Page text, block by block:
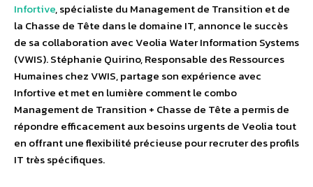
Infortive, spécialiste du Management de Transition et de
la Chasse de Tête dans le domaine IT, annonce le succès
de sa collaboration avec Veolia Water Information Systems
(VWIS). Stéphanie Quirino, Responsable des Ressources
Humaines chez VWIS, partage son expérience avec
Infortive et met en lumière comment le combo
Management de Transition + Chasse de Tête a permis de
répondre efficacement aux besoins urgents de Veolia tout
en offrant une flexibilité précieuse pour recruter des profils
IT très spécifiques.